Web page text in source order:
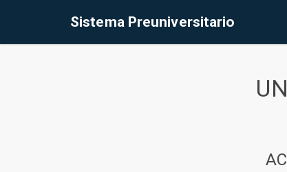
Sistema Preuniversitario